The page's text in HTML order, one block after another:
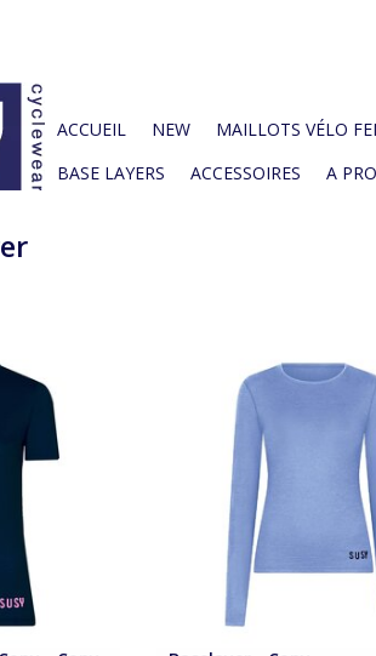
ACCUEIL NEW MAILLOTS VÉLO
BASE LAYERS
ACCESSOIRES A
arrière.
bien au chaud pendant
AJOUTER AU PANIER